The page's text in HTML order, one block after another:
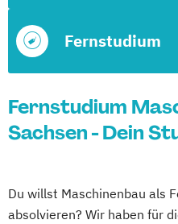
Fernstudium
Fernstudium
Sachsen - Dein
Du willst Maschinenbau als
absolvieren? Wir haben für